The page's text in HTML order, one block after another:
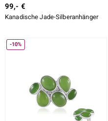
99,- €
Kanadische Jade-Silberanhänger
-10%